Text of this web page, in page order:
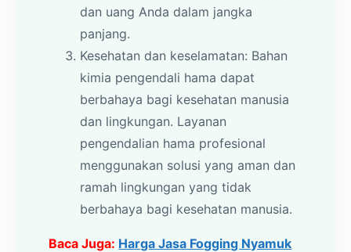
dan uang Anda dalam jangka
panjang.
Kesehatan dan keselamatan: Bahan
kimia pengendali hama dapat
berbahaya bagi kesehatan manusia
dan lingkungan. Layanan
pengendalian hama profesional
menggunakan solusi yang aman dan
ramah lingkungan yang tidak
berbahaya bagi kesehatan manusia.
Baca Juga: Harga Jasa Fogging Nyamuk